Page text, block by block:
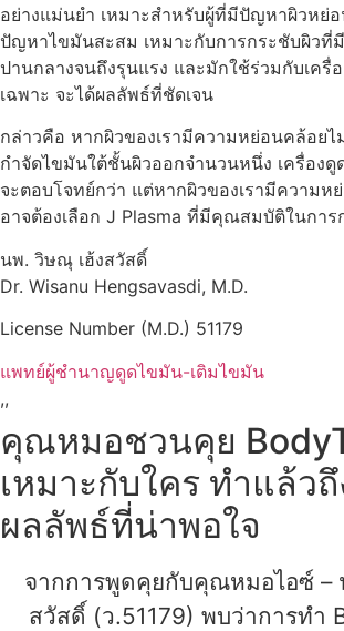
อย่างแม่นยำ เหมาะสำหรับผู้ที่มีปัญหาผิวหย่
ปัญหาไขมันสะสม เหมาะกับการกระชับผิวที่
ปานกลางจนถึงรุนแรง และมักใช้ร่วมกับเครื่
เฉพาะ จะได้ผลลัพธ์ที่ชัดเจน
กล่าวคือ หากผิวของเรามีความหย่อนคล้อย
กำจัดไขมันใต้ชั้นผิวออกจำนวนหนึ่ง เครื่อง
จะตอบโจทย์กว่า แต่หากผิวของเรามีความห
อาจต้องเลือก J Plasma ที่มีคุณสมบัติในการ
นพ. วิษณุ เฮ้งสวัสดิ์
Dr. Wisanu Hengsavasdi, M.D.
License Number (M.D.) 51179
แพทย์ผู้ชำนาญดูดไขมัน-เติมไขมัน
,,
คุณหมอชวนคุย
เหมาะกับใคร ทำแล้ว
ผลลัพธ์ที่น่าพอใจ
จากการพูดคุยกับคุณหมอไอซ์ –
สวัสดิ์ (ว.51179) พบว่าการทำ